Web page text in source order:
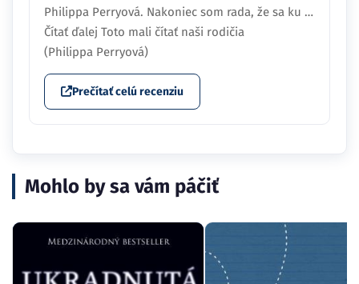
Philippa Perryová. Nakoniec som rada, že sa ku …
Čítať ďalej Toto mali čítať naši rodičia
(Philippa Perryová)
Prečítať celú recenziu
Mohlo by sa vám páčiť